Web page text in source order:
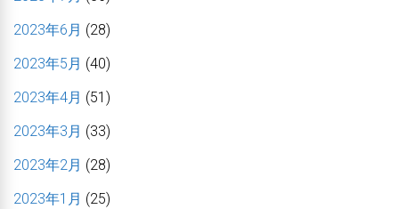
2023年6月 (28)
2023年5月 (40)
2023年4月 (51)
2023年3月 (33)
2023年2月 (28)
2023年1月 (25)